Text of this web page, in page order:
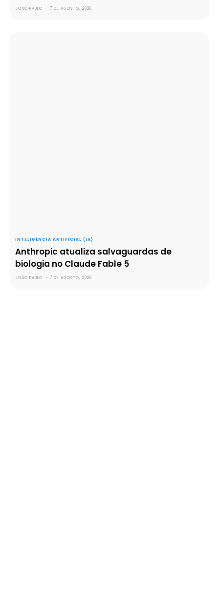
JOÃO PAULO - 7 DE AGOSTO, 2026
INTELIGÊNCIA ARTIFICIAL (IA)
Anthropic atualiza salvaguardas de
biologia no Claude Fable 5
JOÃO PAULO - 7 DE AGOSTO, 2026